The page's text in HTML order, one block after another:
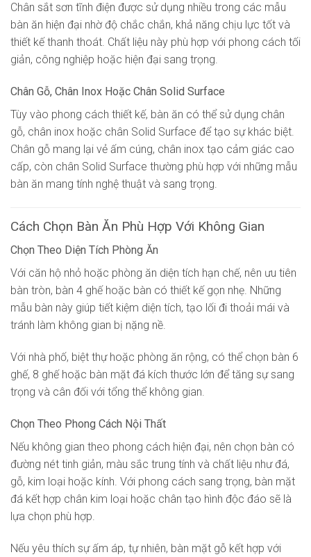
Chân sắt sơn tĩnh điện được sử dụng nhiều trong các mẫu
bàn ăn hiện đại nhờ độ chắc chắn, khả năng chịu lực tốt và
thiết kế thanh thoát. Chất liệu này phù hợp với phong cách tối
giản, công nghiệp hoặc hiện đại sang trọng.
Chân Gỗ, Chân Inox Hoặc Chân Solid Surface
Tùy vào phong cách thiết kế, bàn ăn có thể sử dụng chân
gỗ, chân inox hoặc chân Solid Surface để tạo sự khác biệt.
Chân gỗ mang lại vẻ ấm cúng, chân inox tạo cảm giác cao
cấp, còn chân Solid Surface thường phù hợp với những mẫu
bàn ăn mang tính nghệ thuật và sang trọng.
Cách Chọn Bàn Ăn Phù Hợp Với Không Gian
Chọn Theo Diện Tích Phòng Ăn
Với căn hộ nhỏ hoặc phòng ăn diện tích hạn chế, nên ưu tiên
bàn tròn, bàn 4 ghế hoặc bàn có thiết kế gọn nhẹ. Những
mẫu bàn này giúp tiết kiệm diện tích, tạo lối đi thoải mái và
tránh làm không gian bị nặng nề.
Với nhà phố, biệt thự hoặc phòng ăn rộng, có thể chọn bàn 6
ghế, 8 ghế hoặc bàn mặt đá kích thước lớn để tăng sự sang
trọng và cân đối với tổng thể không gian.
Chọn Theo Phong Cách Nội Thất
Nếu không gian theo phong cách hiện đại, nên chọn bàn có
đường nét tinh giản, màu sắc trung tính và chất liệu như đá,
gỗ, kim loại hoặc kính. Với phong cách sang trọng, bàn mặt
đá kết hợp chân kim loại hoặc chân tạo hình độc đáo sẽ là
lựa chọn phù hợp.
Nếu yêu thích sự ấm áp, tự nhiên, bàn mặt gỗ kết hợp với